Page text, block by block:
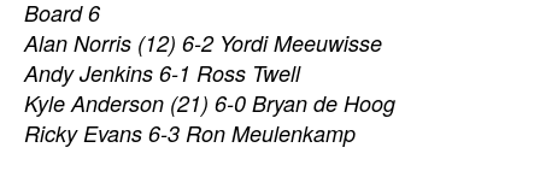
Board 6
Alan Norris (12) 6-2 Yordi Meeuwisse
Andy Jenkins 6-1 Ross Twell
Kyle Anderson (21) 6-0 Bryan de Hoog
Ricky Evans 6-3 Ron Meulenkamp